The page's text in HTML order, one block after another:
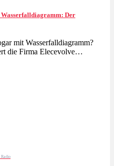
Der
mit Wasserfalldiagramm?
die Firma Elecevolve…
Radio